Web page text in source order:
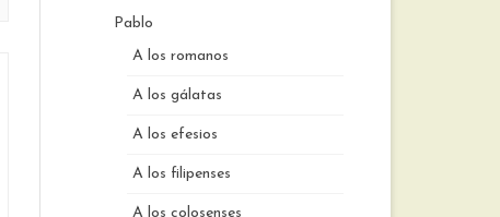
Pablo
A los romanos
A los gálatas
A los efesios
A los filipenses
A los colosenses